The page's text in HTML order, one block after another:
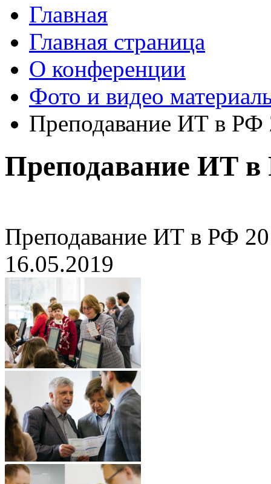
Главная
Главная страница
О конференции
Фото и видео
Преподавание ИТ в РФ
Преподавание ИТ в
Преподавание ИТ в РФ
16.05.2019